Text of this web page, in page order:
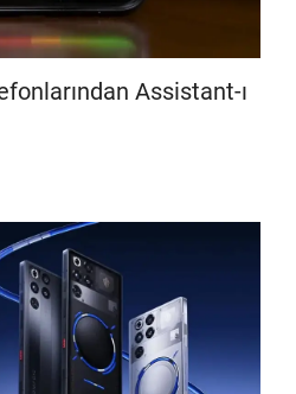
Assistant-ı